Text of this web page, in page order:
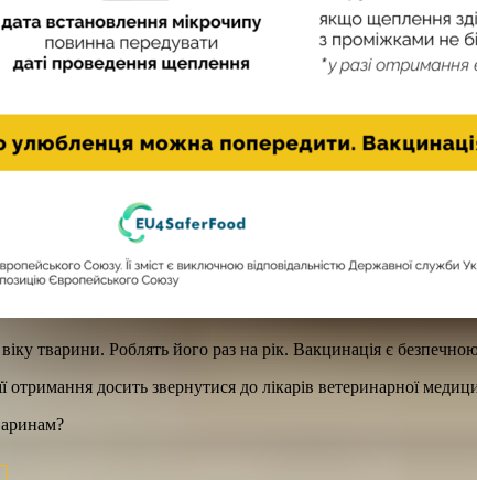
тварини. Роблять його раз на рік. Вакцинація є
отримання досить звернутися до лікарів ветеринарної